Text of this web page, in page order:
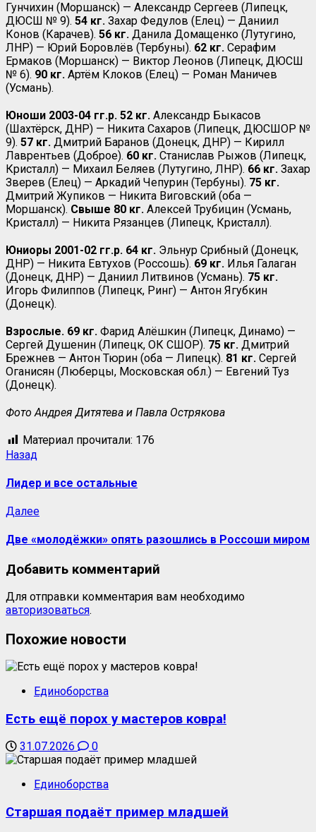
Гунчихин (Моршанск) — Александр Сергеев (Липецк,
ДЮСШ № 9). 54 кг. Захар Федулов (Елец) — Даниил
Конов (Карачев). 56 кг. Данила Домащенко (Лутугино,
ЛНР) — Юрий Боровлёв (Тербуны). 62 кг. Серафим
Ермаков (Моршанск) — Виктор Леонов (Липецк, ДЮСШ
№ 6). 90 кг. Артём Клоков (Елец) — Роман Маничев
(Усмань).
Юноши 2003-04 гг.р. 52 кг. Александр Быкасов
(Шахтёрск, ДНР) — Никита Сахаров (Липецк, ДЮСШОР №
9). 57 кг. Дмитрий Баранов (Донецк, ДНР) — Кирилл
Лаврентьев (Доброе). 60 кг. Станислав Рыжов (Липецк,
Кристалл) — Михаил Беляев (Лутугино, ЛНР). 66 кг. Захар
Зверев (Елец) — Аркадий Чепурин (Тербуны). 75 кг.
Дмитрий Жупиков — Никита Виговский (оба —
Моршанск). Свыше 80 кг. Алексей Трубицин (Усмань,
Кристалл) — Никита Рязанцев (Липецк, Кристалл).
Юниоры 2001-02 гг.р. 64 кг. Эльнур Срибный (Донецк,
ДНР) — Никита Евтухов (Россошь). 69 кг. Илья Галаган
(Донецк, ДНР) — Даниил Литвинов (Усмань). 75 кг.
Игорь Филиппов (Липецк, Ринг) — Антон Ягубкин
(Донецк).
Взрослые. 69 кг. Фарид Алёшкин (Липецк, Динамо) —
Сергей Душенин (Липецк, ОК СШОР). 75 кг. Дмитрий
Брежнев — Антон Тюрин (оба — Липецк). 81 кг. Сергей
Оганисян (Люберцы, Московская обл.) — Евгений Туз
(Донецк).
Фото Андрея Дитятева и Павла Острякова
Материал прочитали: 176
Назад
Лидер и все остальные
Далее
Две «молодёжки» опять разошлись в Россоши миром
Добавить комментарий
Для отправки комментария вам необходимо
авторизоваться.
Похожие новости
Единоборства
Есть ещё порох у мастеров ковра!
31.07.2026 0
Единоборства
Старшая подаёт пример младшей